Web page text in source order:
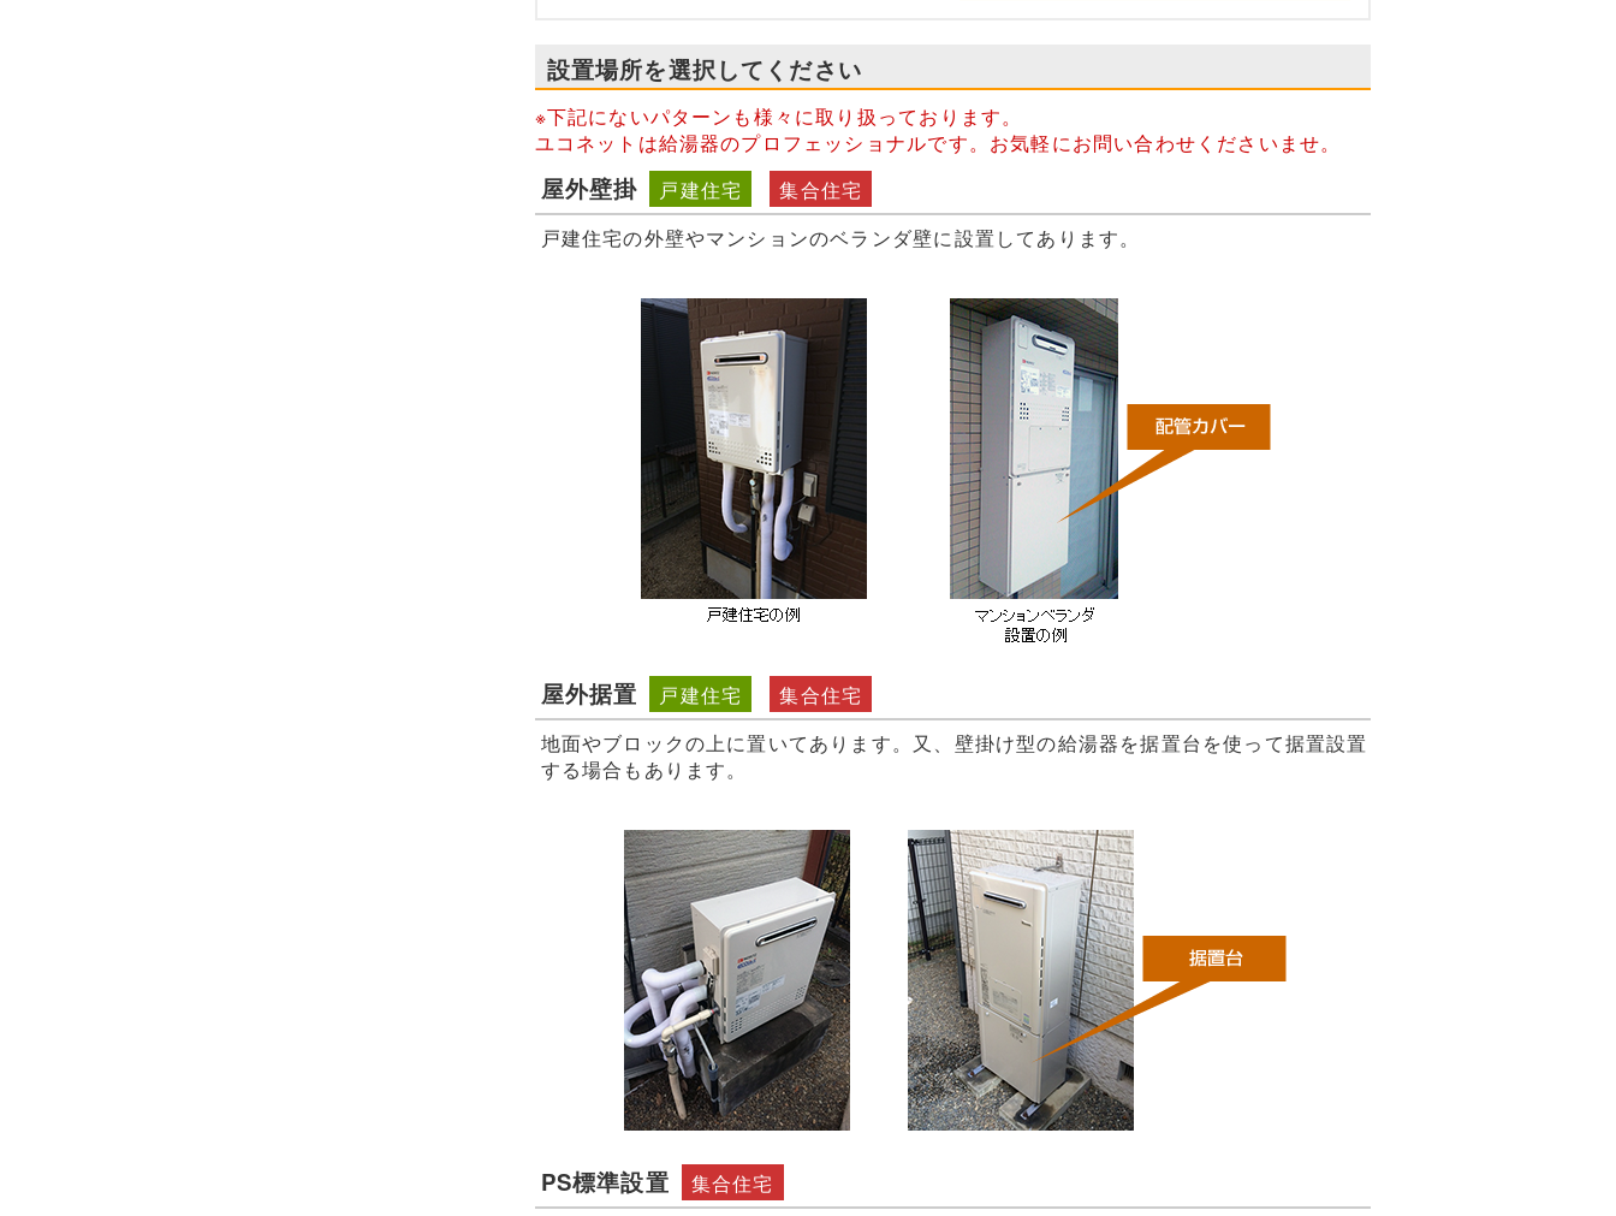
設置場所を選択してください
※下記にないパターンも様々に取り扱っております。
ユコネットは給湯器のプロフェッショナルです。お気軽にお問い合わせくださいませ。
屋外壁掛 戸建住宅
集合住宅
戸建住宅の外壁やマンションのベランダ壁に設置してあります。
屋外据置 戸建住宅
集合住宅
地面やブロックの上に置いてあります。又、壁掛け型の給湯器を据置台を使って据置設置
する場合もあります。
PS標準設置 集合住宅